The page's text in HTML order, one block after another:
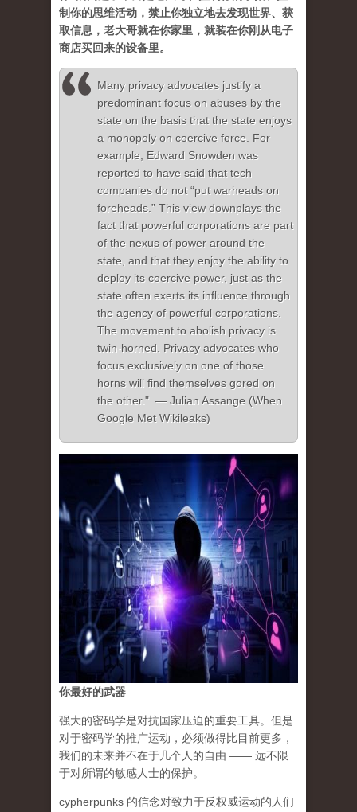
制你的思维活动，禁止你独立地去发现世界、获
取信息，老大哥就在你家里，就装在你刚从电子
商店买回来的设备里。
Many privacy advocates justify a
predominant focus on abuses by the
state on the basis that the state enjoys
a monopoly on coercive force. For
example, Edward Snowden was
reported to have said that tech
companies do not “put warheads on
foreheads.” This view downplays the
fact that powerful corporations are part
of the nexus of power around the
state, and that they enjoy the ability to
deploy its coercive power, just as the
state often exerts its influence through
the agency of powerful corporations.
The movement to abolish privacy is
twin-horned. Privacy advocates who
focus exclusively on one of those
horns will find themselves gored on
the other." — Julian Assange (When
Google Met Wikileaks)
你最好的武器
强大的密码学是对抗国家压迫的重要工具。但是
对于密码学的推广运动，必须做得比目前更多，
我们的未来并不在于几个人的自由 —— 远不限
于对所谓的敏感人士的保护。
cypherpunks 的信念对致力于反权威运动的人们